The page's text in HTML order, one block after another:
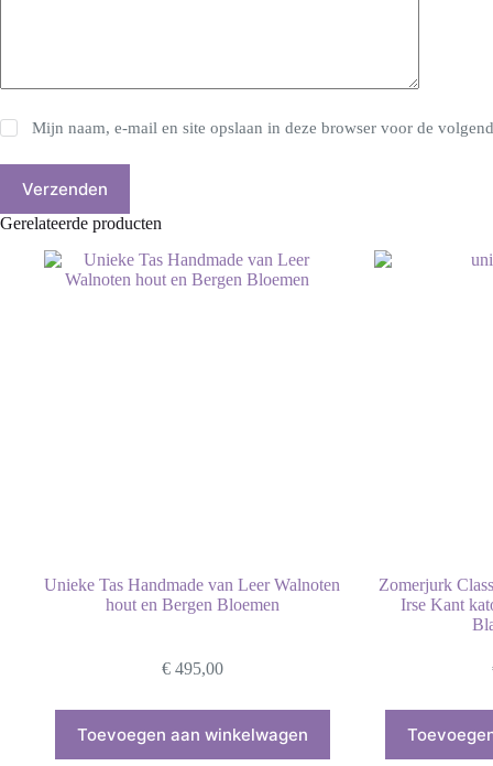
Mijn naam, e-mail en site opslaan in deze browser voor de
Verzenden
Gerelateerde producten
Unieke Tas Handmade van Leer Walnoten
hout en Bergen Bloemen
€495,00
Toevoegen aan winkelwagen
Zomerjurk
Irse Kant